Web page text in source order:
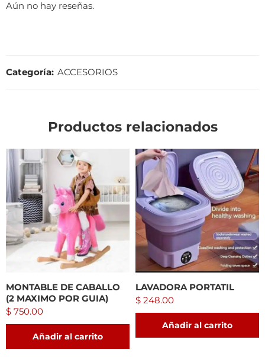
Aún no hay reseñas.
Categoría: ACCESORIOS
Productos relacionados
MONTABLE DE CABALLO
(2 MAXIMO POR GUIA)
$ 750.00
Añadir al carrito
LAVADORA PORTATIL
$ 248.00
Añadir al carrito